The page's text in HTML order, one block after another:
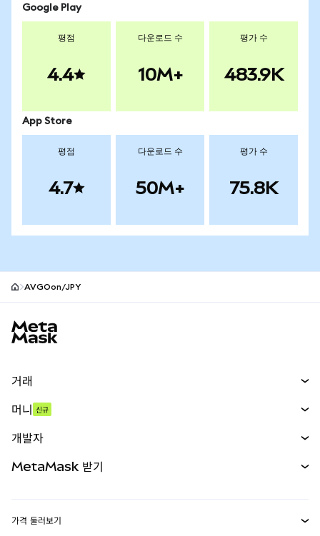
Google Play
평점
4.4
다운로드 수
10M+
평가 수
483.9K
App Store
평점
4.7
다운로드 수
50M+
평가 수
75.8K
AVGOon/JPY
거래
무기한 선물
실물자산
머니 신규
개발자
MetaMask 받기
가격 둘러보기